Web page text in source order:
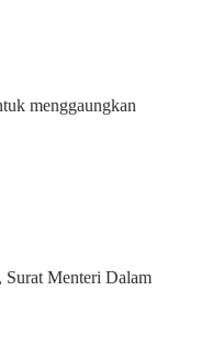
menggaungkan
Surat Menteri Dalam